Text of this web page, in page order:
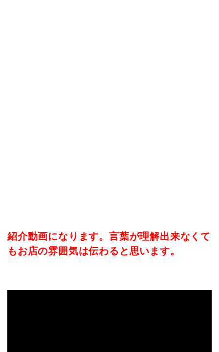
紹介動画になります。言葉が理解出来なくて
もお店の雰囲気は伝わると思います。